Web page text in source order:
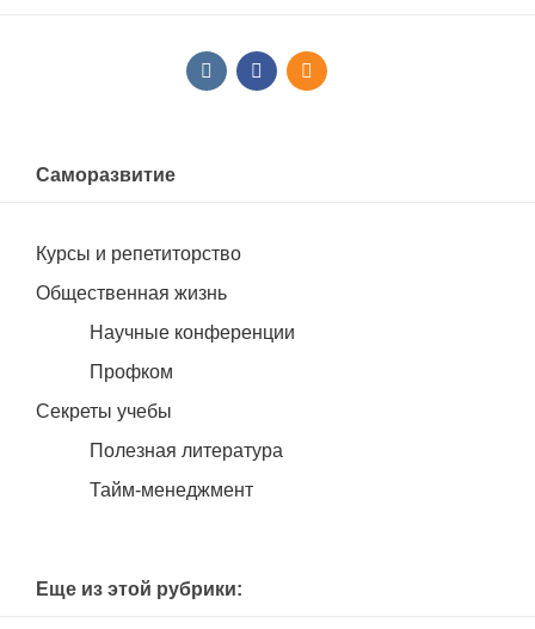
Саморазвитие
Курсы и репетиторство
Общественная жизнь
Научные конференции
Профком
Секреты учебы
Полезная литература
Тайм-менеджмент
Еще из этой рубрики: